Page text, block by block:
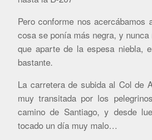
Pero conforme nos acercábamos
cosa se ponía más negra, y
que aparte de la espesa niebla,
bastante.
La carretera de subida al Col de
muy transitada por los
camino de Santiago, y desde
tocado un día muy malo…